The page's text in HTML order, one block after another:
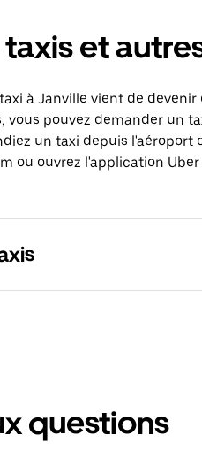
et
à Janville vient de
vous pouvez demander un
un taxi depuis
ou ouvrez l'application
questions